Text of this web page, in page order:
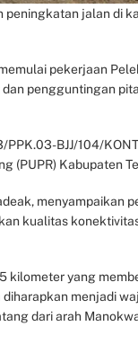
jalan di
pekerjaan
pengguntingan
BJJ/104/
(PUPR) Kabupaten
menyampaikan
kualitas
kilometer yang
menjadi
dari arah